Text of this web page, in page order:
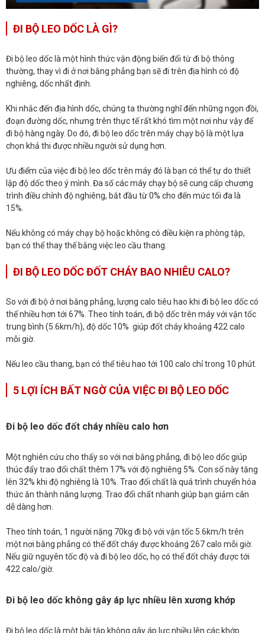
ĐI BỘ LEO DỐC LÀ GÌ?
Đi bộ leo dốc là một hình thức vận động biến đổi từ đi bộ thông
thường, thay vì đi ở nơi bằng phẳng bạn sẽ đi trên địa hình có độ
nghiêng, dốc nhất định.
Khi nhắc đến địa hình dốc, chúng ta thường nghĩ đến những ngọn đồi,
đoạn đường dốc, nhưng trên thực tế rất khó tìm một nơi như vậy để
đi bộ hàng ngày. Do đó, đi bộ leo dốc trên máy chạy bộ là một lựa
chọn khả thi được nhiều người sử dụng hơn.
Ưu điểm của việc đi bộ leo dốc trên máy đó là bạn có thể tự do thiết
lập độ dốc theo ý mình. Đa số các máy chạy bộ sẽ cung cấp chương
trình điều chỉnh độ nghiêng, bắt đầu từ 0% cho đến mức tối đa là
15%.
Nếu không có máy chạy bộ hoặc không có điều kiện ra phòng tập,
bạn có thể thay thế bằng việc leo cầu thang.
ĐI BỘ LEO DỐC ĐỐT CHÁY BAO NHIÊU CALO?
So với đi bộ ở nơi bằng phẳng, lượng calo tiêu hao khi đi bộ leo dốc có
thể nhiều hơn tới 67%. Theo tính toán, đi bộ dốc trên máy với vận tốc
trung bình (5.6km/h), độ dốc 10% giúp đốt cháy khoảng 422 calo
mỗi giờ.
Nếu leo cầu thang, bạn có thể tiêu hao tới 100 calo chỉ trong 10 phút.
5 LỢI ÍCH BẤT NGỜ CỦA VIỆC ĐI BỘ LEO DỐC
Đi bộ leo dốc đốt cháy nhiều calo hơn
Một nghiên cứu cho thấy so với nơi bằng phẳng, đi bộ leo dốc giúp
thúc đẩy trao đổi chất thêm 17% với độ nghiêng 5%. Con số này tăng
lên 32% khi độ nghiêng là 10%. Trao đổi chất là quá trình chuyển hóa
thức ăn thành năng lượng. Trao đổi chất nhanh giúp bạn giảm cân
dễ dàng hơn.
Theo tính toán, 1 người nặng 70kg đi bộ với vận tốc 5.6km/h trên
một nơi bằng phẳng có thể đốt cháy được khoảng 267 calo mỗi giờ.
Nếu giữ nguyên tốc độ và đi bộ leo dốc, họ có thể đốt cháy được tới
422 calo/giờ.
Đi bộ leo dốc không gây áp lực nhiều lên xương khớp
Đi bộ leo dốc là một bài tập không gây áp lực nhiều lên các khớp